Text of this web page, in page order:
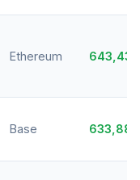
Ethereum
Base